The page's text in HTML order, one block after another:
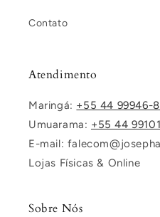
Contato
Atendimento
Maringá: +55 44 99946-
Umuarama: +55 44
E-mail:
Lojas Físicas & Online
Sobre Nós